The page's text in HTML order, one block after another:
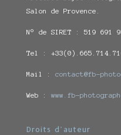
Salon de Provence.
N° de SIRET : 519 691
Tel :
Mail : contact@fb-
Web : www.fb-
Droits d’auteur